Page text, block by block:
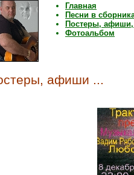
Главная
Песни в
Постеры,
Фотоальбом
афиши ...